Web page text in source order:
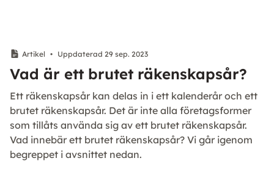
Artikel • Uppdaterad 29 sep. 2023
Vad är ett brutet räkenskapsår?
Ett räkenskapsår kan delas in i ett kalenderår och ett
brutet räkenskapsår. Det är inte alla företagsformer
som tillåts använda sig av ett brutet räkenskapsår.
Vad innebär ett brutet räkenskapsår? Vi går igenom
begreppet i avsnittet nedan.